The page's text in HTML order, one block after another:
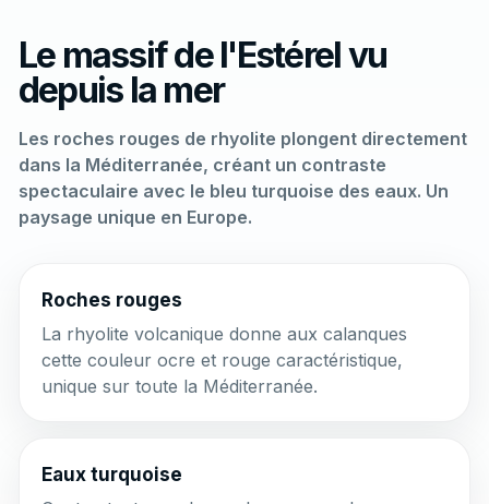
Le massif de l'Estérel vu
depuis la mer
Les roches rouges de rhyolite plongent directement
dans la Méditerranée, créant un contraste
spectaculaire avec le bleu turquoise des eaux. Un
paysage unique en Europe.
Roches rouges
La rhyolite volcanique donne aux calanques
cette couleur ocre et rouge caractéristique,
unique sur toute la Méditerranée.
Eaux turquoise